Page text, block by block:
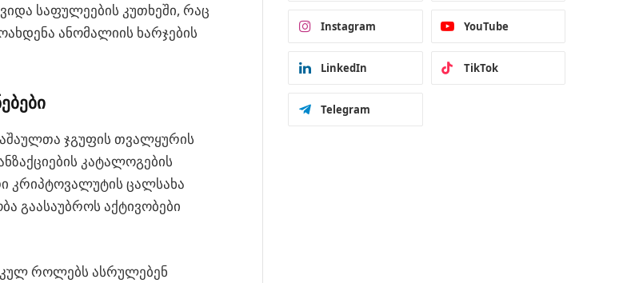
საფულეების კუთხეში, რაც
ანომალიის ხარჯების
ჯგუფის თვალყურის
კატალოგების
კრიპტოვალუტის ცალსახა
გაასაუბროს აქტივობები
როლებს ასრულებენ
Instagram YouTube
LinkedIn TikTok
Telegram